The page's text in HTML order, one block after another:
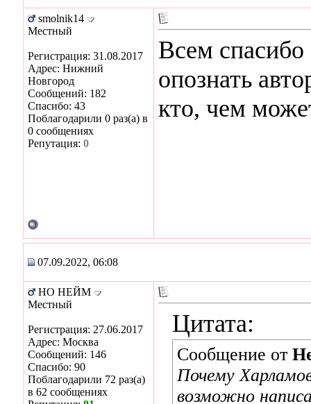
smolnik14
Местный
Регистрация: 31.08.2017
Адрес: Нижний
Новгород
Сообщений: 182
Спасибо: 43
Поблагодарили 0 раз(а) в
0 сообщениях
Репутация: 0
Всем
опознать
кто, чем
07.09.2022, 06:08
НО НЕЙМ
Местный
Регистрация: 27.06.2017
Адрес: Москва
Сообщений: 146
Спасибо: 90
Поблагодарили 72 раз(а)
в 62 сообщениях
Цитата:
Сообщение от
Почему
возможно